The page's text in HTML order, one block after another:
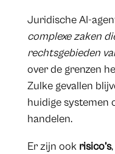
Juridische AI-
complexe zaken
rechtsgebieden
over de grenzen
Zulke gevallen
huidige systemen
handelen.
Er zijn ook risico’s